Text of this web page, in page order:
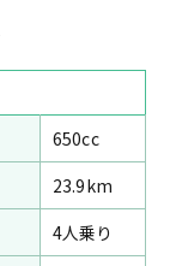
650cc
23.9km
4人乗り